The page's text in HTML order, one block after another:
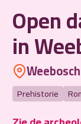
Open
in
Weebosch
Prehistorie